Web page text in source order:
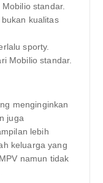
standar.
kualitas
sporty.
Mobilio standar.
menginginkan
juga
lebih
keluarga yang
namun tidak